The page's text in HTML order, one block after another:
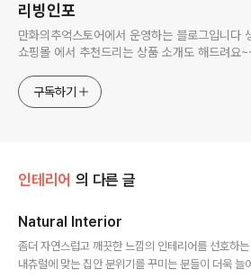
리빙인포
만화의추억스토어에서 운영하는 블로그입니다
쇼핑몰 에서 추천드리는 상품 소개도 해드려요
구독하기
인테리어 의 다른 글
Natural Interior
좀더 자연스럽고 깨끗한 느낌의 인테리어를 선호하
내츄럴에 맞는 집안 분위기를 꾸미는 분들이 더욱 늘